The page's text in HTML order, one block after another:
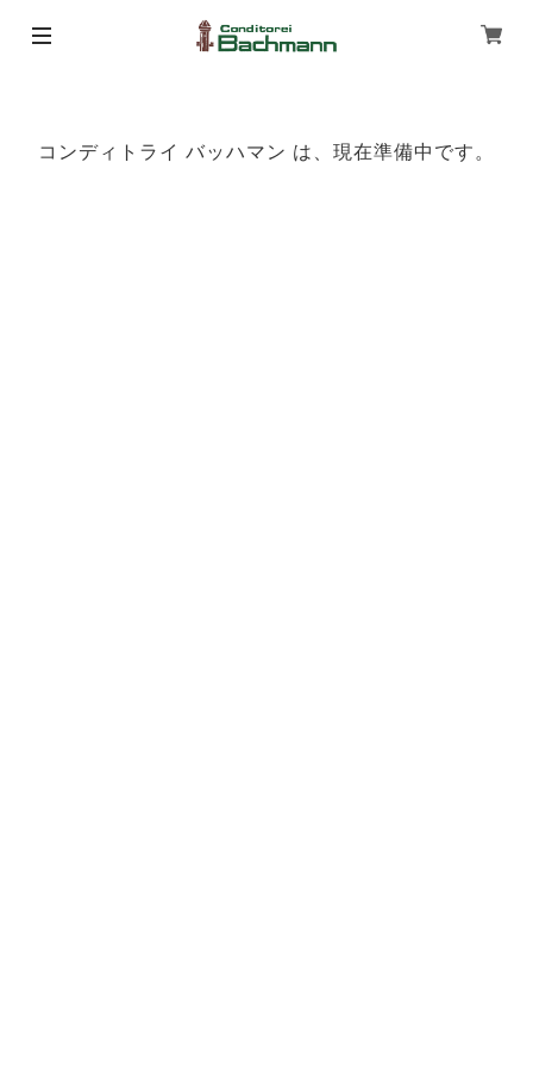
コンディトライ バッハマン は、現在準備中です。